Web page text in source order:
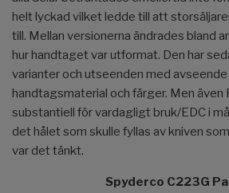
helt lyckad vilket ledde till att
till. Mellan versionerna ändrades bland
hur handtaget var utformat. Den har
varianter och utseenden med
handtagsmaterial och färger. Men även
substantiell för vardagligt bruk/EDC i
det hålet som skulle fyllas av kniven
var det tänkt.
Spyderco C223G